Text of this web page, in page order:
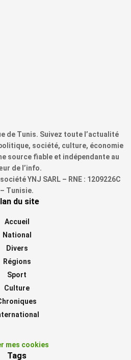
de Tunis. Suivez toute l’actualité
société, culture, économie
source fiable et indépendante au
de l’info.
YNJ SARL – RNE : 1209226C
– Tunisie.
du site
Accueil
National
Divers
Régions
Sport
Culture
mes cookies
Tags